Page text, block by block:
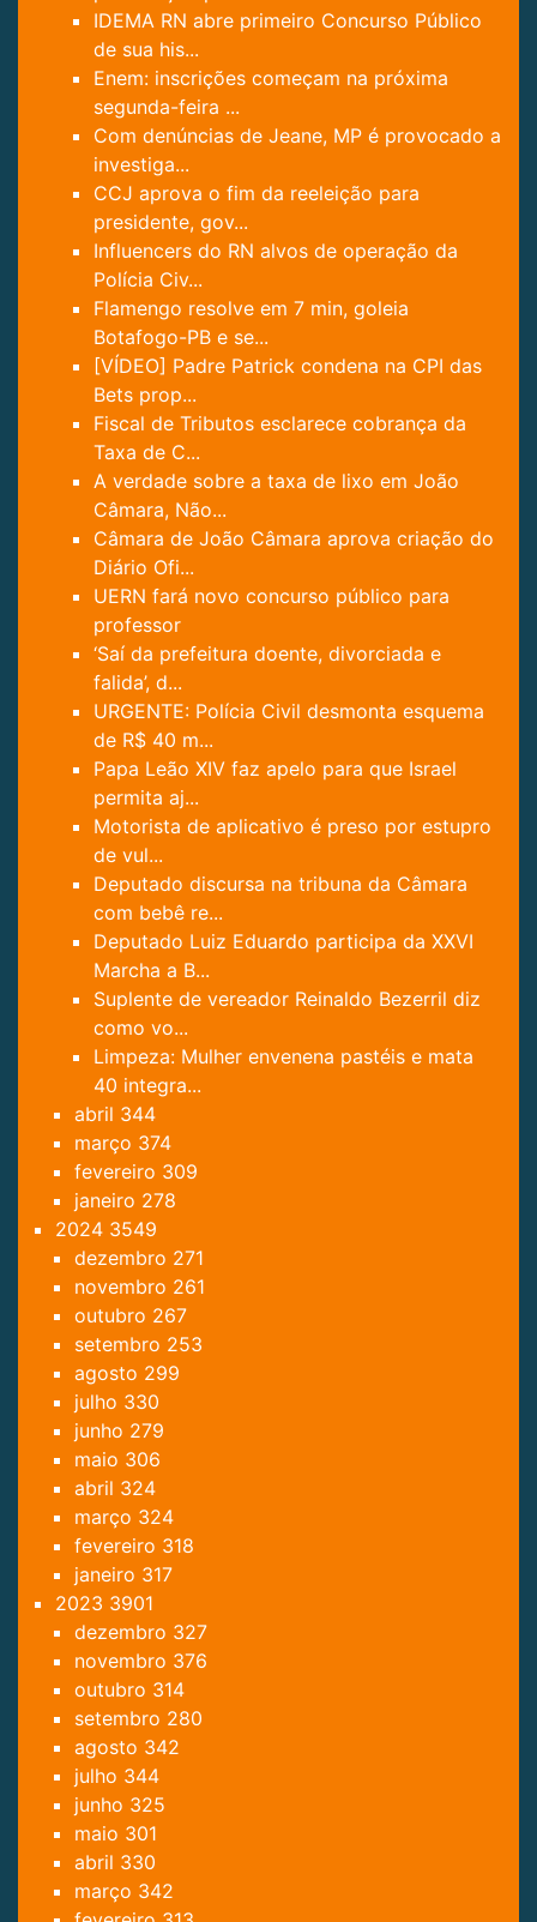
IDEMA RN abre primeiro Concurso Público
de sua his...
Enem: inscrições começam na próxima
segunda-feira ...
Com denúncias de Jeane, MP é provocado a
investiga...
CCJ aprova o fim da reeleição para
presidente, gov...
Influencers do RN alvos de operação da
Polícia Civ...
Flamengo resolve em 7 min, goleia
Botafogo-PB e se...
[VÍDEO] Padre Patrick condena na CPI das
Bets prop...
Fiscal de Tributos esclarece cobrança da
Taxa de C...
A verdade sobre a taxa de lixo em João
Câmara, Não...
Câmara de João Câmara aprova criação do
Diário Ofi...
UERN fará novo concurso público para
professor
‘Saí da prefeitura doente, divorciada e
falida’, d...
URGENTE: Polícia Civil desmonta esquema
de R$ 40 m...
Papa Leão XIV faz apelo para que Israel
permita aj...
Motorista de aplicativo é preso por estupro
de vul...
Deputado discursa na tribuna da Câmara
com bebê re...
Deputado Luiz Eduardo participa da XXVI
Marcha a B...
Suplente de vereador Reinaldo Bezerril diz
como vo...
Limpeza: Mulher envenena pastéis e mata
40 integra...
abril 344
março 374
fevereiro 309
janeiro 278
2024 3549
dezembro 271
novembro 261
outubro 267
setembro 253
agosto 299
julho 330
junho 279
maio 306
abril 324
março 324
fevereiro 318
janeiro 317
2023 3901
dezembro 327
novembro 376
outubro 314
setembro 280
agosto 342
julho 344
junho 325
maio 301
abril 330
março 342